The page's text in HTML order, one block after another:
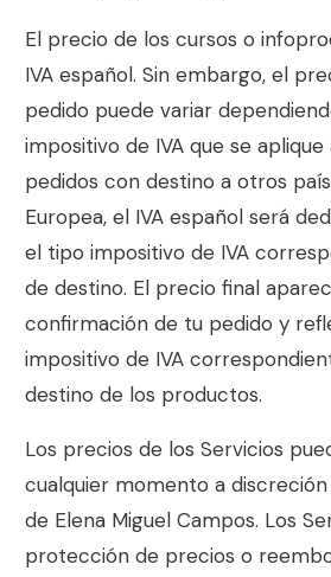
El precio de los cursos o
IVA español. Sin embargo, el
pedido puede variar
impositivo de IVA que se
pedidos con destino a otros
Europea, el IVA español será
el tipo impositivo de IVA
de destino. El precio final
confirmación de tu pedido y
impositivo de IVA
destino de los productos.
Los precios de los Servicios
cualquier momento a discreción
de Elena Miguel Campos. Los
protección de precios o